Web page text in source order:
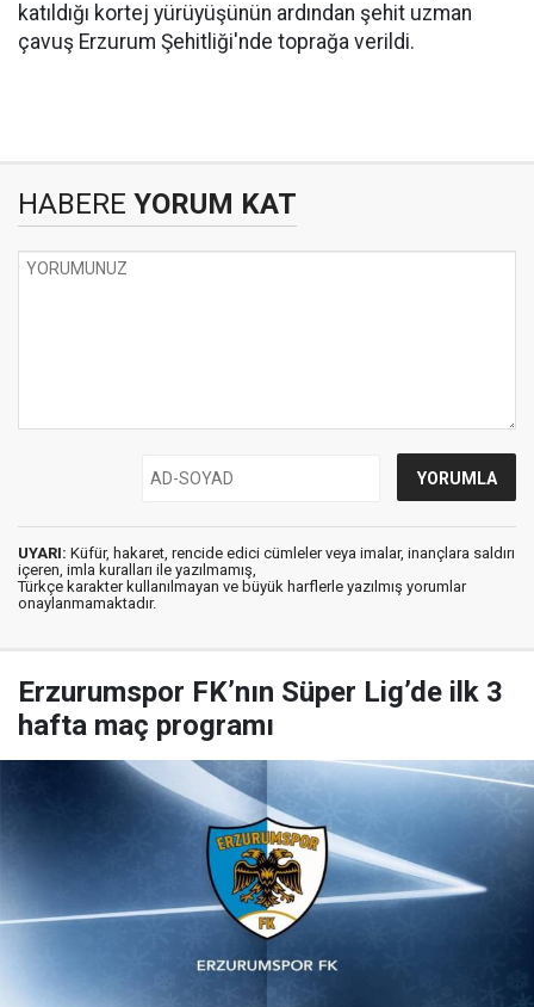
katıldığı kortej yürüyüşünün ardından şehit uzman
çavuş Erzurum Şehitliği'nde toprağa verildi.
HABERE YORUM KAT
UYARI: Küfür, hakaret, rencide edici cümleler veya imalar, inançlara saldırı
içeren, imla kuralları ile yazılmamış,
Türkçe karakter kullanılmayan ve büyük harflerle yazılmış yorumlar
onaylanmamaktadır.
Erzurumspor FK’nın Süper Lig’de ilk 3
hafta maç programı